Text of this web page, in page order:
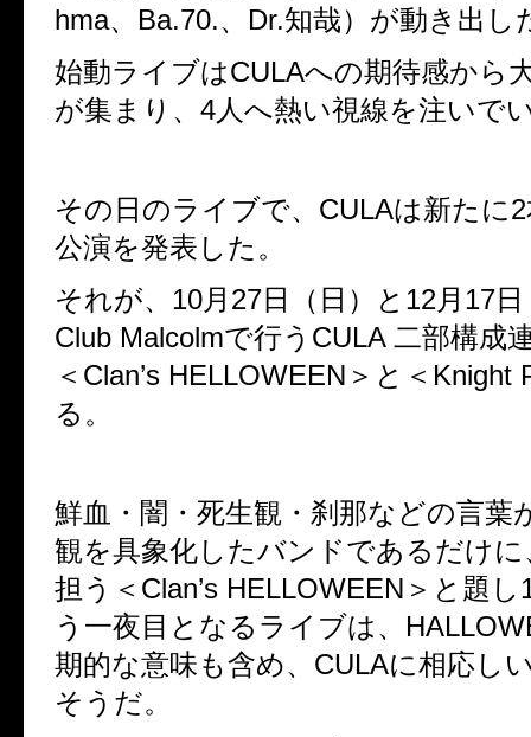
hma、Ba.70.、Dr.知哉）が動き出し
始動ライブはCULAへの期待感から
が集まり、4人へ熱い視線を注いで
その日のライブで、CULAは新たに
公演を発表した。
それが、10月27日（日）と12月17
Club Malcolmで行うCULA 二部構成
＜Clan’s HELLOWEEN＞と＜Knight
る。
鮮血・闇・死生観・刹那などの言葉
観を具象化したバンドであるだけに
担う＜Clan’s HELLOWEEN＞と題
う一夜目となるライブは、
期的な意味も含め、CULAに相応し
そうだ。